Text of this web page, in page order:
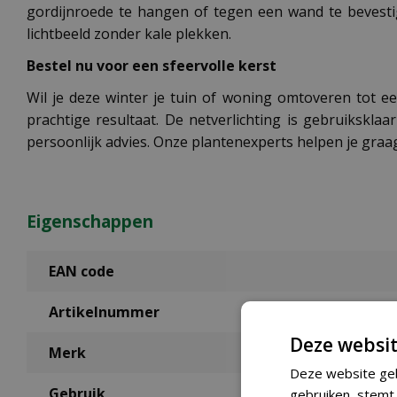
gordijnroede te hangen of tegen een wand te
lichtbeeld zonder kale plekken.
Bestel nu voor een sfeervolle kerst
Wil je deze winter je tuin of woning omtoveren tot
prachtige resultaat. De netverlichting is
persoonlijk advies. Onze plantenexperts helpen je
Eigenschappen
EAN code
Artikelnummer
Merk Deze
Deze website